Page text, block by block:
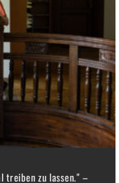
treiben zu lassen." –